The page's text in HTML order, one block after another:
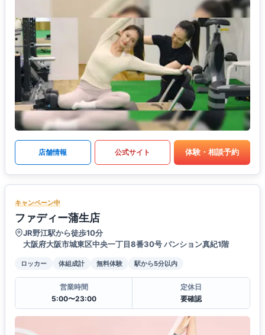
店舗情報 公式サイト 体験・相談予約
キャンペーン中
ファディー蒲生店
JR野江駅から徒歩10分
大阪府大阪市城東区中央一丁目8番30号 パンション真紀1階
ロッカー 体組成計 無料体験 駅から5分以内
営業時間
5:00〜23:00
定休日
要確認